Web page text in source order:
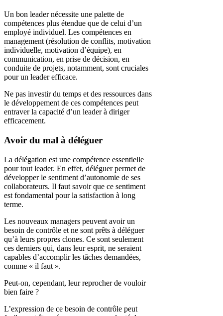
Un bon leader nécessite une palette de
compétences plus étendue que de celui d’un
employé individuel. Les compétences en
management (résolution de conflits, motivation
individuelle, motivation d’équipe), en
communication, en prise de décision, en
conduite de projets, notamment, sont cruciales
pour un leader efficace.
Ne pas investir du temps et des ressources dans
le développement de ces compétences peut
entraver la capacité d’un leader à diriger
efficacement.
Avoir du mal à déléguer
La délégation est une compétence essentielle
pour tout leader. En effet, déléguer permet de
développer le sentiment d’autonomie de ses
collaborateurs. Il faut savoir que ce sentiment
est fondamental pour la satisfaction à long
terme.
Les nouveaux managers peuvent avoir un
besoin de contrôle et ne sont prêts à déléguer
qu’à leurs propres clones. Ce sont seulement
ces derniers qui, dans leur esprit, ne seraient
capables d’accomplir les tâches demandées,
comme « il faut ».
Peut-on, cependant, leur reprocher de vouloir
bien faire ?
L’expression de ce besoin de contrôle peut